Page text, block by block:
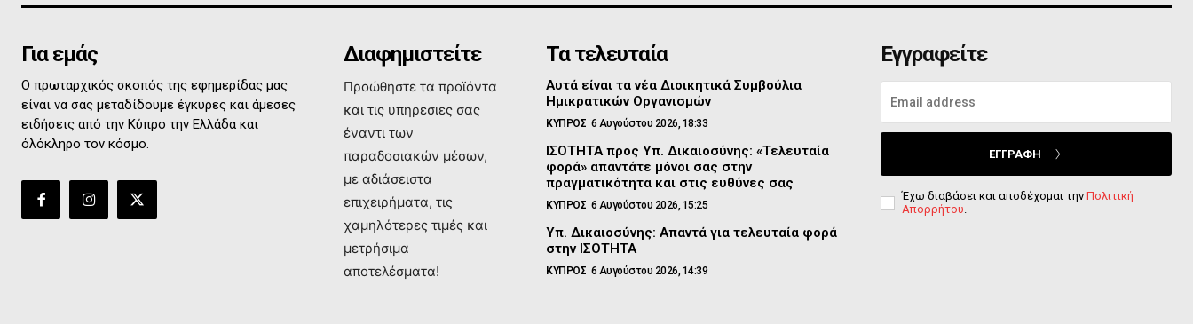
Για εμάς
Ο πρωταρχικός σκοπός της εφημερίδας μας
είναι να σας μεταδίδουμε έγκυρες και άμεσες
ειδήσεις από την Κύπρο την Ελλάδα και
όλόκληρο τον κόσμο.
Διαφημιστείτε
Προώθηστε τα προϊόντα
και τις υπηρεσιες σας
έναντι των
παραδοσιακών μέσων,
με αδιάσειστα
επιχειρήματα, τις
χαμηλότερες τιμές και
μετρήσιμα
αποτελέσματα!
Τα τελευταία
Αυτά είναι τα νέα Διοικητικά Συμβούλια
Ημικρατικών Οργανισμών
ΚΥΠΡΟΣ 6 Αυγούστου 2026, 18:33
ΙΣΟΤΗΤΑ προς Υπ. Δικαιοσύνης: «Τελευταία
φορά» απαντάτε μόνοι σας στην
πραγματικότητα και στις ευθύνες σας
ΚΥΠΡΟΣ 6 Αυγούστου 2026, 15:25
Υπ. Δικαιοσύνης: Απαντά για τελευταία φορά
στην ΙΣΟΤΗΤΑ
ΚΥΠΡΟΣ 6 Αυγούστου 2026, 14:39
Εγγραφείτε
ΕΓΓΡΑΦΉ
Έχω διαβάσει και αποδέχομαι την Πολιτική
Απορρήτου.